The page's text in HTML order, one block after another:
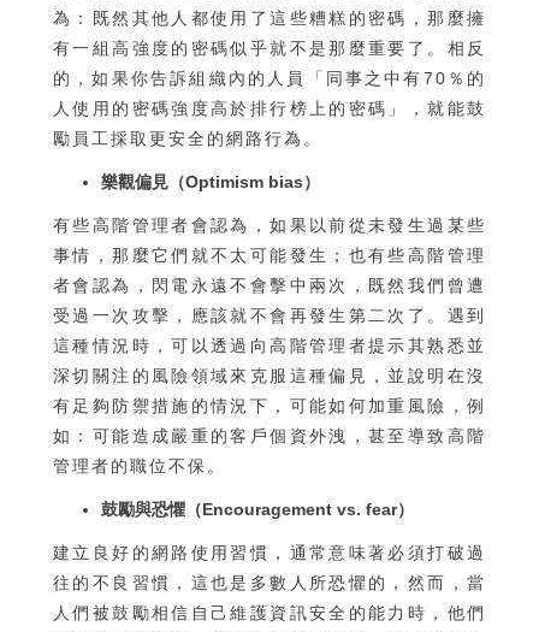
為：既然其他人都使用了這些糟糕的密碼，那麼擁
有一組高強度的密碼似乎就不是那麼重要了。相反
的，如果你告訴組織內的人員「同事之中有70％的
人使用的密碼強度高於排行榜上的密碼」，就能鼓
勵員工採取更安全的網路行為。
樂觀偏見（Optimism bias）
有些高階管理者會認為，如果以前從未發生過某些
事情，那麼它們就不太可能發生；也有些高階管理
者會認為，閃電永遠不會擊中兩次，既然我們曾遭
受過一次攻擊，應該就不會再發生第二次了。遇到
這種情況時，可以透過向高階管理者提示其熟悉並
深切關注的風險領域來克服這種偏見，並說明在沒
有足夠防禦措施的情況下，可能如何加重風險，例
如：可能造成嚴重的客戶個資外洩，甚至導致高階
管理者的職位不保。
鼓勵與恐懼（Encouragement vs. fear）
建立良好的網路使用習慣，通常意味著必須打破過
往的不良習慣，這也是多數人所恐懼的，然而，當
人們被鼓勵相信自己維護資訊安全的能力時，他們